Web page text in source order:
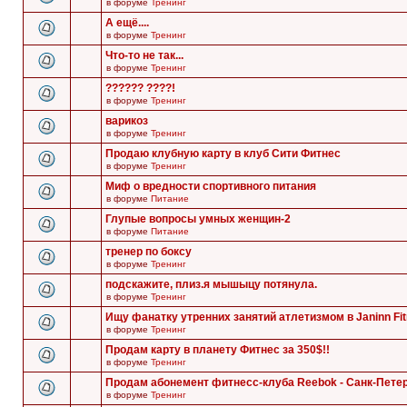
в форуме Тренинг
А ещё....
в форуме Тренинг
Что-то не так...
в форуме Тренинг
?????? ????!
в форуме Тренинг
варикоз
в форуме Тренинг
Продаю клубную карту в клуб Сити Фитнес
в форуме Тренинг
Миф о вредности спортивного питания
в форуме Питание
Глупые вопросы умных женщин-2
в форуме Питание
тренер по боксу
в форуме Тренинг
подскажите, плиз.я мышыцу потянула.
в форуме Тренинг
Ищу фанатку утренних занятий атлетизмом в Janinn
в форуме Тренинг
Продам карту в планету Фитнес за 350$!!
в форуме Тренинг
Продам абонемент фитнесс-клуба Reebok - Санк-
в форуме Тренинг